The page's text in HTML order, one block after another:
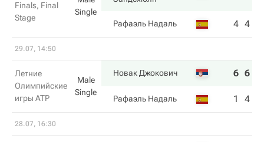
Finals, Final
Stage
Single
Рафаэль Надаль 4 4
29.07, 14:50
Летние
Олимпийские
игры ATP
Male
Single
Новак Джокович 6 6
Рафаэль Надаль 1 4
28.07, 16:30